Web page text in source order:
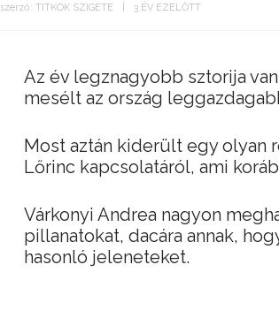
szerző: TITKOK SZIGETE 3 ÉV EZELŐTT
Az év legznagyobb sztorija
mesélt az ország
Most aztán kiderült egy olyan
Lőrinc kapcsolatáról, ami
Várkonyi Andrea nagyon
pillanatokat, dacára annak,
hasonló jeleneteket.